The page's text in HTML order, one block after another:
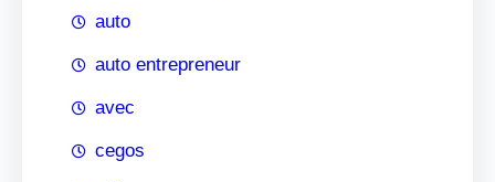
auto
auto entrepreneur
avec
cegos